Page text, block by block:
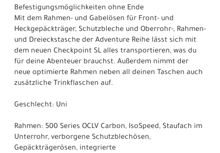
Befestigungsmöglichkeiten ohne Ende
Mit dem Rahmen- und Gabelösen für Front- und
Heckgepäckträger, Schutzbleche und Oberrohr-, Rahmen-
und Dreieckstasche der Adventure Reihe lässt sich mit
dem neuen Checkpoint SL alles transportieren, was du
für deine Abenteuer brauchst. Außerdem nimmt der
neue optimierte Rahmen neben all deinen Taschen auch
zusätzliche Trinkflaschen auf.
Geschlecht: Uni
Rahmen: 500 Series OCLV Carbon, IsoSpeed, Staufach im
Unterrohr, verborgene Schutzblechösen,
Gepäckträgerösen, integrierte